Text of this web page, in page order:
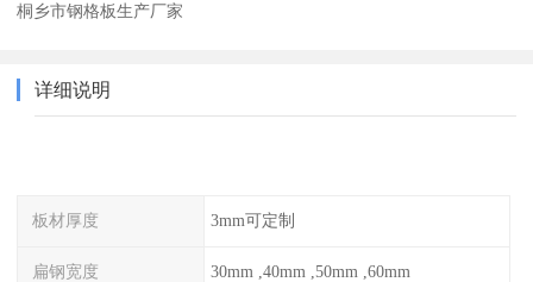
桐乡市钢格板生产厂家
详细说明
板材厚度 3mm可定制
扁钢宽度 30mm ,40mm ,50mm ,60mm